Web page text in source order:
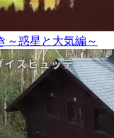
～惑星と大気編～